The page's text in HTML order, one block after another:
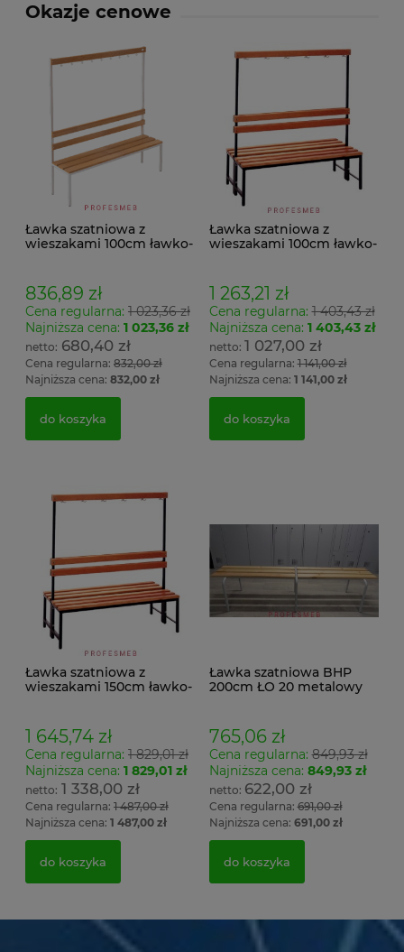
Okazje cenowe
Ławka szatniowa z
wieszakami 100cm ławko-
836,89 zł
Cena regularna: 1 023,36 zł
Najniższa cena: 1 023,36 zł
680,40 zł
Cena regularna: 832,00 zł
Najniższa cena: 832,00 zł
do koszyka
Ławka szatniowa z
wieszakami 100cm ławko-
1 263,21 zł
Cena regularna:1 403,43 zł
Najniższa cena: 1 403,43 zł
1 027,00 zł
Cena regularna:1 141,00 zł
Najniższa cena: 1 141,00 zł
do koszyka
Ławka szatniowa z
wieszakami 150cm ławko-
1 645,74 zł
Cena regularna: 1 829,01 zł
Najniższa cena: 1 829,01 zł
1 338,00 zł
Cena regularna: 1 487,00 zł
Najniższa cena: 1 487,00 zł
do koszyka
Ławka szatniowa BHP
200cm ŁO 20 metalowy
765,06 zł
Cena regularna:849,93 zł
Najniższa cena: 849,93 zł
622,00 zł
Cena regularna:691,00 zł
Najniższa cena: 691,00 zł
do koszyka